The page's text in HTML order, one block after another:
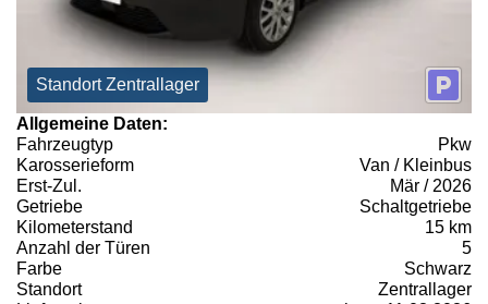
Standort Zentrallager
Allgemeine Daten:
Fahrzeugtyp
Pkw
Karosserieform
Van / Kleinbus
Erst-Zul.
Mär / 2026
Getriebe
Schaltgetriebe
Kilometerstand
15 km
Anzahl der Türen
5
Farbe
Schwarz
Standort
Zentrallager